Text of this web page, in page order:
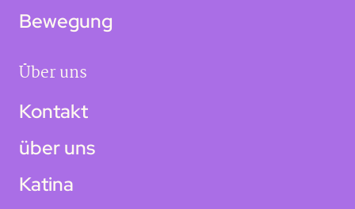
Bewegung
Über uns
Kontakt
über uns
Katina